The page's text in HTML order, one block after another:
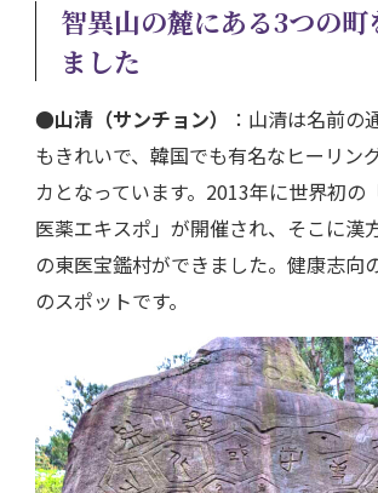
智異山の麓にある3つの町
ました
●山清（サンチョン）
：山清は名前の
もきれいで、韓国でも有名なヒーリン
カとなっています。2013年に世界初の
医薬エキスポ」が開催され、そこに漢
の東医宝鑑村ができました。健康志向
のスポットです。